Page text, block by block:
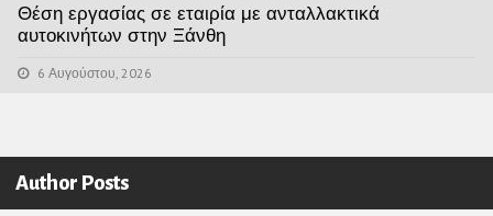
Θέση εργασίας σε εταιρία με ανταλλακτικά
αυτοκινήτων στην Ξάνθη
6 Αυγούστου, 2026
Author Posts